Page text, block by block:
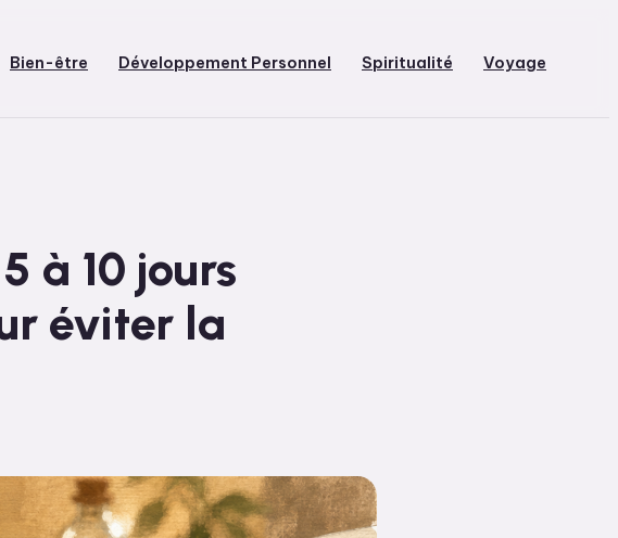
Bien-être Développement Personnel Spiritualité Voyage
à 10 jours
éviter la